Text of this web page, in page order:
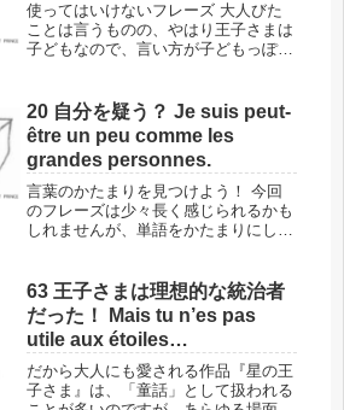
使ってはいけないフレーズ 大人びた
ことは言うものの、やはり王子さまは
子どもなので、言い方が子どもっぽか
言ったりもします。今回のフレーズ
は、その言ってはいけない内容です。
知って...
20 自分を疑う？ Je suis peut-
être un peu comme les
grandes personnes.
言葉のかたまりを見つけよう！ 今回
のフレーズは少々長く感じられるかも
しれませんが、単語をかたまりにして
ので、その場合は要点をまとめます
ね。ポイントは、言葉のかたまりの見
つけ...
63 王子さまは理想的な統治者
だった！ Mais tu n’es pas
utile aux étoiles…
だから大人にも愛される作品『星の王
子さま』は、「童話」として扱われる